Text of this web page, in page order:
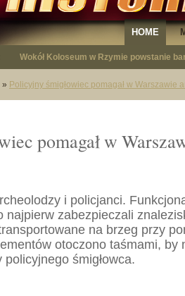
HOME
Wokół Koloseum w Rzymie powstanie
"Niepodległy - opowieść o Januszu
» Policyjny śmigłowiec pomagał w Warszawie
pomagał w
i policjanci.
najpierw zabezpieczali
na brzeg przy
otoczono taśmami, by
śmigłowca.